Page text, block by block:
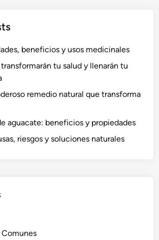
beneficios y usos medicinales
tu salud y llenarán tu
remedio natural que transforma
aguacate: beneficios y propiedades
riesgos y soluciones naturales